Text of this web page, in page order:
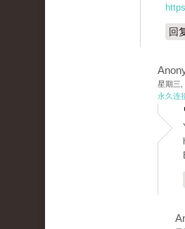
回
星期三,
永久连